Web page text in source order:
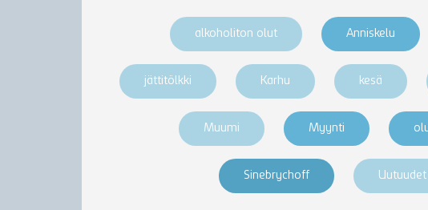
alkoholiton olut Anniskelu
jättitölkki Karhu kesä
Muumi Myynti
Sinebrychoff Uutuudet